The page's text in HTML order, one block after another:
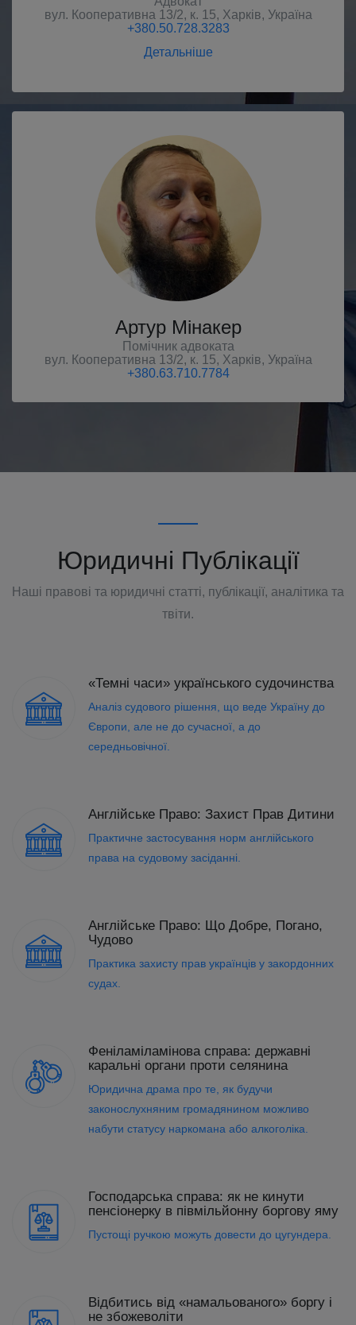
вул. Кооперативна 13/2, к. 15, Харків, Україна
+380.50.728.3283
Детальніше
Артур Мінакер
Помічник адвоката
вул. Кооперативна 13/2, к. 15, Харків, Україна
+380.63.710.7784
Юридичні Публікації
Наші правові та юридичні статті, публікації, аналітика та
твіти.
«Темні часи» українського судочинства
Аналіз судового рішення, що веде Україну до
Європи, але не до сучасної, а до
середньовічної.
Англійське Право: Захист Прав Дитини
Практичне застосування норм англійського
права на судовому засіданні.
Англійське Право: Що Добре, Погано,
Чудово
Практика захисту прав українців у закордонних
судах.
Феніламіламінова справа: державні
каральні органи проти селянина
Юридична драма про те, як будучи
законослухняним громадянином можливо
набути статусу наркомана або алкоголіка.
Господарська справа: як не кинути
пенсіонерку в півмільйонну боргову яму
Пустощі ручкою можуть довести до цугундера.
Відбитись від «намальованого» боргу і
не збожеволіти